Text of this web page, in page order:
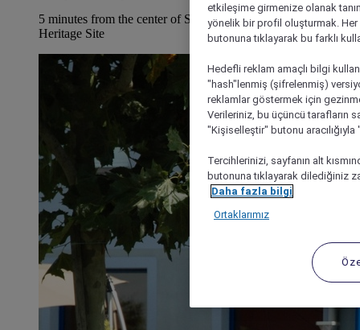
5 minutes from the center of St Emilion, a UNESCO World
Heritage Site
etkileşime girmenize olanak
yönelik bir profil oluşturmak.
butonuna tıklayarak bu farklı
Hedefli reklam amaçlı bilgi
"hash"lenmiş (şifrelenmiş)
reklamlar göstermek için
Verileriniz, bu üçüncü tarafların
"Kişiselleştir" butonu
Tercihlerinizi, sayfanın alt
butonuna tıklayarak dilediğiniz
Daha fazla bilgi
Ortaklarımız